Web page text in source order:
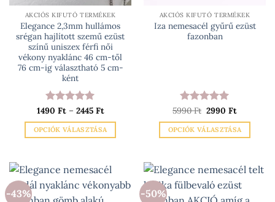
ki
AKCIÓS KIFUTÓ TERMÉKEK
Elegance 2,3mm hullámos
srégan hajlított szemű ezüst
színű uniszex férfi női
vékony nyaklánc 46 cm-től
76 cm-ig választható 5 cm-
ként
Értékelés:5
/ 5
1490 Ft – 2445 FtÁrtartomány:
-
2445 Ft
OPCIÓK VÁLASZTÁSA
terméknek
több
variációja
AKCIÓS KIFUTÓ TERMÉKEK
Iza nemesacél gyűrű ezüst
fazonban
Értékelés:5
/ 5
5990Ft Original
price
was:
5990 Ft.
2990FtCurrent
is:
2990 Ft.
OPCIÓK VÁLASZTÁSA
terméknek
több
variációja
-43% -50%